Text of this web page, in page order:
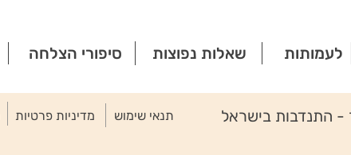
סיפורי הצלחה שאלות נפוצות לעמותות
מדיניות פרטיות תנאי שימוש - התנדבות בישראל